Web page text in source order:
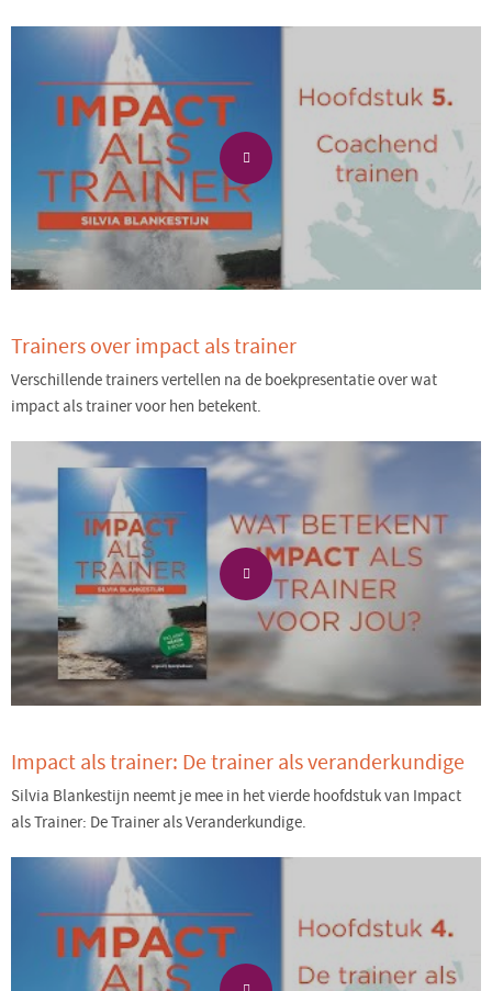
Trainers over impact als trainer
Verschillende trainers vertellen na de boekpresentatie over wat
impact als trainer voor hen betekent.
Impact als trainer: De trainer als veranderkundige
Silvia Blankestijn neemt je mee in het vierde hoofdstuk van Impact
als Trainer: De Trainer als Veranderkundige.